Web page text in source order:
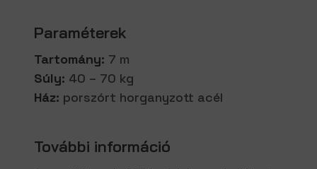
Paraméterek
Tartomány: 7 m
Súly: 40 – 70 kg
Ház: porszórt horganyzott acél
További információ